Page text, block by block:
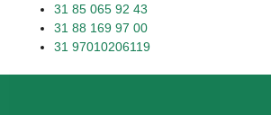
31 85 065 92 43
31 88 169 97 00
31 97010206119